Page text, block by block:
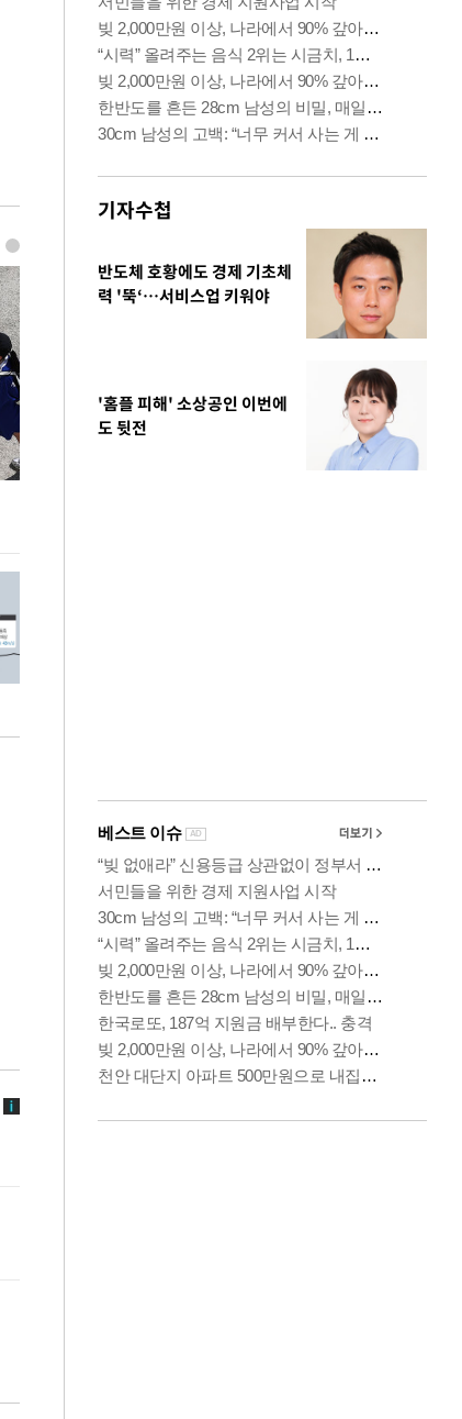
기자수첩
반도체 호황에도 경제 기초체
력 '뚝‘…서비스업 키워야
'홈플 피해' 소상공인 이번에
도 뒷전